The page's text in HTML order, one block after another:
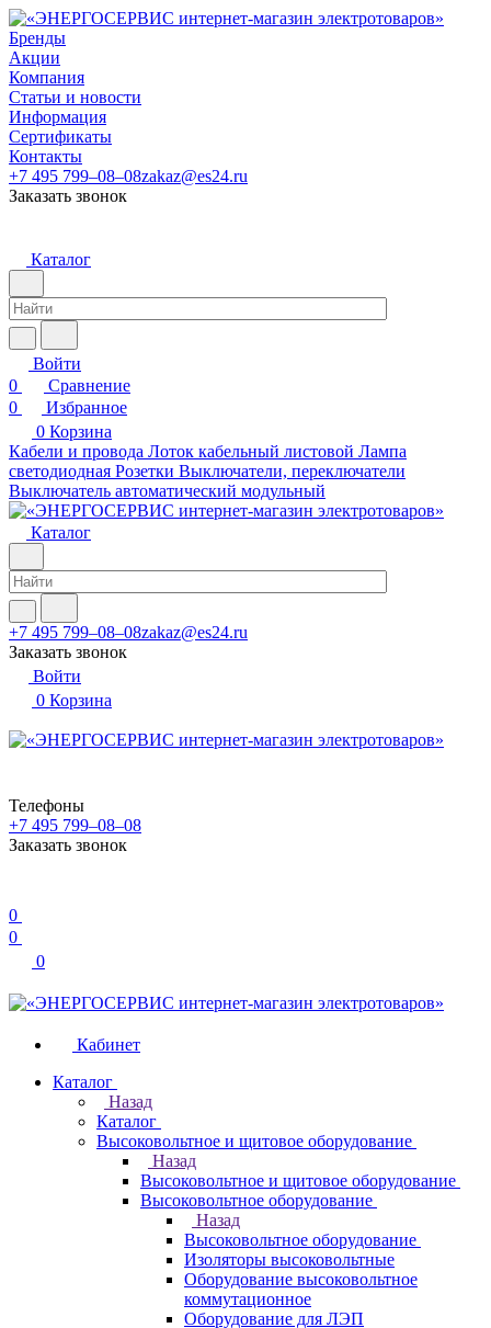
Бренды
Акции
Компания
Статьи и новости
Информация
Сертификаты
Контакты
+7 495 799–08–08zakaz@es24.ru
Заказать звонок
Каталог
Войти
0
Сравнение
0
Избранное
0 Корзина
Кабели и провода Лоток кабельный листовой Лампа
светодиодная Розетки Выключатели, переключатели
Выключатель автоматический модульный
Каталог
+7 495 799–08–08zakaz@es24.ru
Заказать звонок
Войти
0 Корзина
Телефоны
+7 495 799–08–08
Заказать звонок
0
0
0
Кабинет
Каталог
Назад
Каталог
Высоковольтное и щитовое оборудование
Назад
Высоковольтное и щитовое оборудование
Высоковольтное оборудование
Назад
Высоковольтное оборудование
Изоляторы высоковольтные
Оборудование высоковольтное
коммутационное
Оборудование для ЛЭП